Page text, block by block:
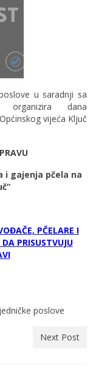
u saradnji sa
organizira dana
vijeća Ključ
i gajenja pčela na
PČELARE I
PRISUSTVUJU
poslove
Next Post